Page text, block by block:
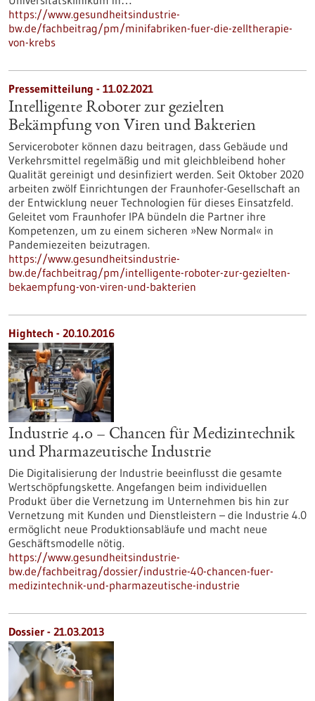
https://www.gesundheitsindustrie-
bw.de/fachbeitrag/pm/minifabriken-fuer-die-zelltherapie-
von-krebs
Pressemitteilung - 11.02.2021
Intelligente Roboter zur gezielten
Bekämpfung von Viren und Bakterien
Serviceroboter können dazu beitragen, dass Gebäude und
Verkehrsmittel regelmäßig und mit gleichbleibend hoher
Qualität gereinigt und desinfiziert werden. Seit Oktober 2020
arbeiten zwölf Einrichtungen der Fraunhofer-Gesellschaft an
der Entwicklung neuer Technologien für dieses Einsatzfeld.
Geleitet vom Fraunhofer IPA bündeln die Partner ihre
Kompetenzen, um zu einem sicheren »New Normal« in
Pandemiezeiten beizutragen.
https://www.gesundheitsindustrie-
bw.de/fachbeitrag/pm/intelligente-roboter-zur-gezielten-
bekaempfung-von-viren-und-bakterien
Hightech - 20.10.2016
Industrie 4.0 – Chancen für Medizintechnik
und Pharmazeutische Industrie
Die Digitalisierung der Industrie beeinflusst die gesamte
Wertschöpfungskette. Angefangen beim individuellen
Produkt über die Vernetzung im Unternehmen bis hin zur
Vernetzung mit Kunden und Dienstleistern – die Industrie 4.0
ermöglicht neue Produktionsabläufe und macht neue
Geschäftsmodelle nötig.
https://www.gesundheitsindustrie-
bw.de/fachbeitrag/dossier/industrie-40-chancen-fuer-
medizintechnik-und-pharmazeutische-industrie
Dossier - 21.03.2013